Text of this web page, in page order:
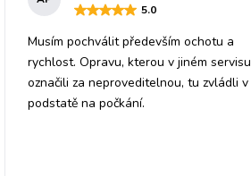
5.0
Musím pochválit především ochotu a
rychlost. Opravu, kterou v jiném servisu
označili za neproveditelnou, tu zvládli v
podstatě na počkání.